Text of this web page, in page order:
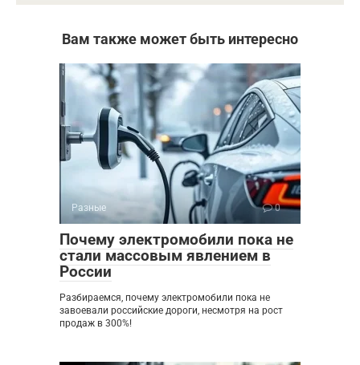
Вам также может быть интересно
Разные 0
Почему электромобили пока не
стали массовым явлением в
России
Разбираемся, почему электромобили пока не
завоевали российские дороги, несмотря на рост
продаж в 300%!